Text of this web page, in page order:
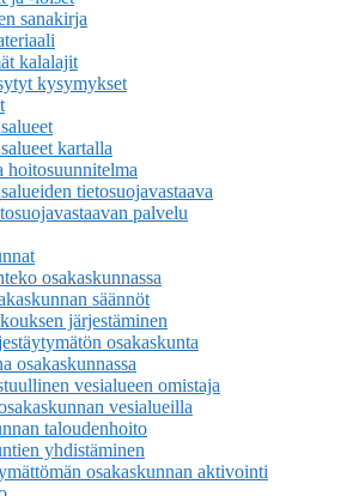
sanakirja
kalalajit
kysymykset
kartalla
hoitosuunnitelma
tietosuojavastaava
palvelu
osakaskunnassa
säännöt
järjestäminen
osakaskunta
osakaskunnassa
vesialueen omistaja
vesialueilla
taloudenhoito
yhdistäminen
osakaskunnan aktivointi